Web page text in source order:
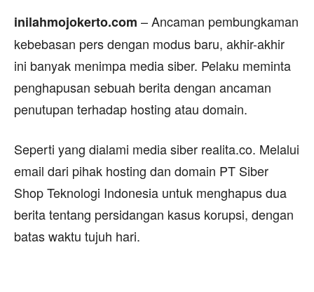
inilahmojokerto.com – Ancaman pembungkaman
kebebasan pers dengan modus baru, akhir-akhir
ini banyak menimpa media siber. Pelaku meminta
penghapusan sebuah berita dengan ancaman
penutupan terhadap hosting atau domain.
Seperti yang dialami media siber realita.co. Melalui
email dari pihak hosting dan domain PT Siber
Shop Teknologi Indonesia untuk menghapus dua
berita tentang persidangan kasus korupsi, dengan
batas waktu tujuh hari.